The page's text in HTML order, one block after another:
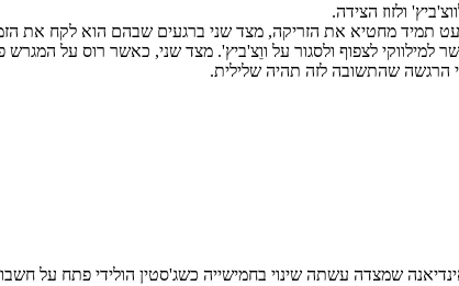
ולזוז הצידה.
תמיד מחטיא את הזריקה, מצד שני ברגעים שבהם הוא לקח את
לצפוף ולסגור על ווֵצ'ביץ'. מצד שני, כאשר רוס על
הרגשה שהתשובה לזה תהיה שלילית.
שמצדה עשתה שינוי בחמישייה כשג'סטין הולידי פתח על חשבון